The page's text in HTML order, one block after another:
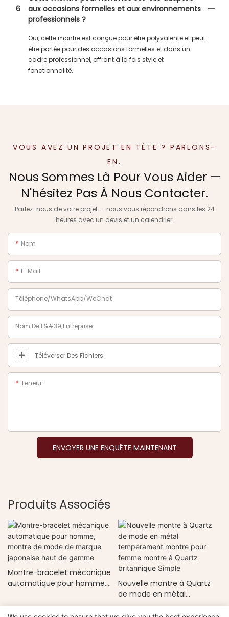
6
aux occasions formelles et aux environnements
professionnels ?
Oui, cette montre est conçue pour être polyvalente et peut
être portée pour des occasions formelles et dans un
cadre professionnel, offrant à la fois style et
fonctionnalité.
VOUS AVEZ UN PROJET EN TÊTE ? PARLONS-
EN.
Nous Sommes Là Pour Vous Aider —
N'hésitez Pas À Nous Contacter.
Parlez-nous de votre projet — nous vous répondrons dans les 24
heures avec un devis et un calendrier.
Nom
E-Mail
Téléphone/WhatsApp/WeChat
Nom De L&#39;entreprise
Téléverser Des Fichiers
Teneur
ENVOYER UNE ENQUÊTE MAINTENANT
Produits Associés
Montre-bracelet mécanique
automatique pour homme,
marque japonaise haut de
Nouvelle montre à Quartz
de mode en métal
tempérament montre pour